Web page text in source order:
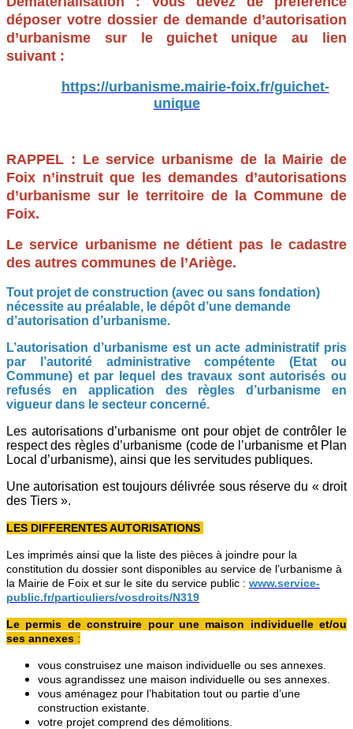
déposer votre dossier de demande d’autorisation
d’urbanisme sur le guichet unique au lien
suivant :
https://urbanisme.mairie-foix.fr/guichet-
unique
RAPPEL : Le service urbanisme de la Mairie de
Foix n’instruit que les demandes d’autorisations
d’urbanisme sur le territoire de la Commune de
Foix.
Le service urbanisme ne détient pas le cadastre
des autres communes de l’Ariège.
Tout projet de construction (avec ou sans fondation)
nécessite au préalable, le dépôt d’une demande
d’autorisation d’urbanisme.
L’autorisation d’urbanisme est un acte administratif pris
par l’autorité administrative compétente (Etat ou
Commune) et par lequel des travaux sont autorisés ou
refusés en application des règles d’urbanisme en
vigueur dans le secteur concerné.
Les autorisations d’urbanisme ont pour objet de contrôler le
respect des règles d’urbanisme (code de l’urbanisme et Plan
Local d’urbanisme), ainsi que les servitudes publiques.
Une autorisation est toujours délivrée sous réserve du « droit
des Tiers ».
LES DIFFERENTES AUTORISATIONS
Les imprimés ainsi que la liste des pièces à joindre pour la
constitution du dossier sont disponibles au service de l’urbanisme à
la Mairie de Foix et sur le site du service public : www.service-
public.fr/particuliers/vosdroits/N319
Le permis de construire pour une maison individuelle et/ou
ses annexes :
vous construisez une maison individuelle ou ses annexes.
vous agrandissez une maison individuelle ou ses annexes.
vous aménagez pour l’habitation tout ou partie d’une
construction existante.
votre projet comprend des démolitions.